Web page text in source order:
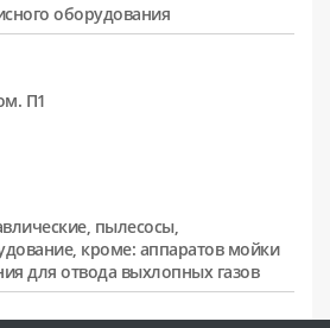
оборудования
П1
пылесосы,
кроме: аппаратов мойки
для отвода выхлопных газов